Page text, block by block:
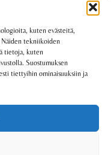
kuten evästeitä,
Näiden tekniikoiden
tietoja, kuten
Suostumuksen
tiettyihin ominaisuuksiin ja